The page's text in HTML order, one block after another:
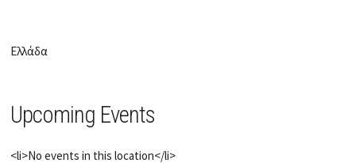
Ελλάδα
Upcoming Events
<li>No events in this location</li>